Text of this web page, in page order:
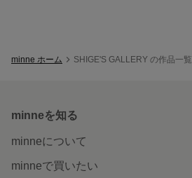
minne ホーム SHIGE'S GALLERY の作品一覧
minneを知る
minneについて
minneで買いたい